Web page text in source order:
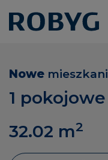
Nowe
1
32.02 m2